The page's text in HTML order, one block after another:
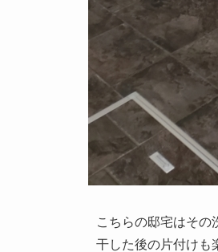
こちらの邸宅はその洗
干した後の片付けも